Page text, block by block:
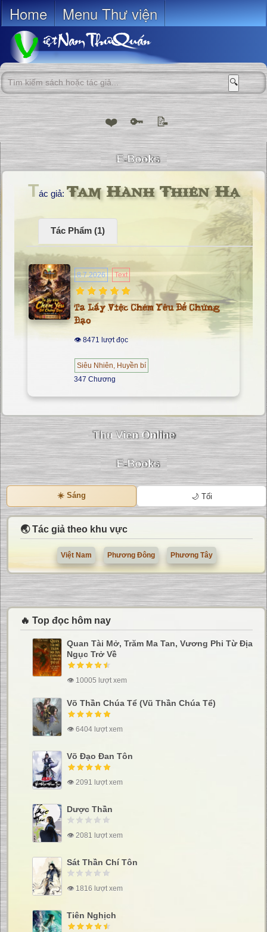
Home Menu Thư viện
🔍
❤️ 🔑 📝
Tác giả: Tam Hành Thiên Hạ
Tác Phẩm (1)
8.7.2026 Text
Ta Lấy Việc Chém Yêu Để Chứng
Đạo
👁 8471 lượt đọc
Siêu Nhiên, Huyền bí
347 Chương
☀️ Sáng 🌙 Tối
🌏 Tác giả theo khu vực
Việt Nam Phương Đông Phương Tây
🔥 Top đọc hôm nay
Quan Tài Mở, Trăm Ma Tan, Vương Phi Từ Địa
Ngục Trở Về
👁 10005 lượt xem
Võ Thần Chúa Tể (Vũ Thần Chúa Tể)
👁 6404 lượt xem
Võ Đạo Đan Tôn
👁 2091 lượt xem
Dược Thần
👁 2081 lượt xem
Sát Thần Chí Tôn
👁 1816 lượt xem
Tiên Nghịch